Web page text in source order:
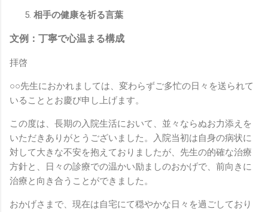
相手の健康を祈る言葉
文例：丁寧で心温まる構成
拝啓
○○先生におかれましては、変わらずご多忙の日々を送られて
いることとお慶び申し上げます。
この度は、長期の入院生活において、並々ならぬお力添えを
いただきありがとうございました。入院当初は自身の病状に
対して大きな不安を抱えておりましたが、先生の的確な治療
方針と、日々の診療での温かい励ましのおかげで、前向きに
治療と向き合うことができました。
おかげさまで、現在は自宅にて穏やかな日々を過ごしており